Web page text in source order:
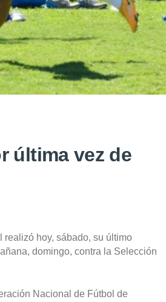
última vez de
realizó hoy, sábado, su último
domingo, contra la Selección
Nacional de Fútbol de